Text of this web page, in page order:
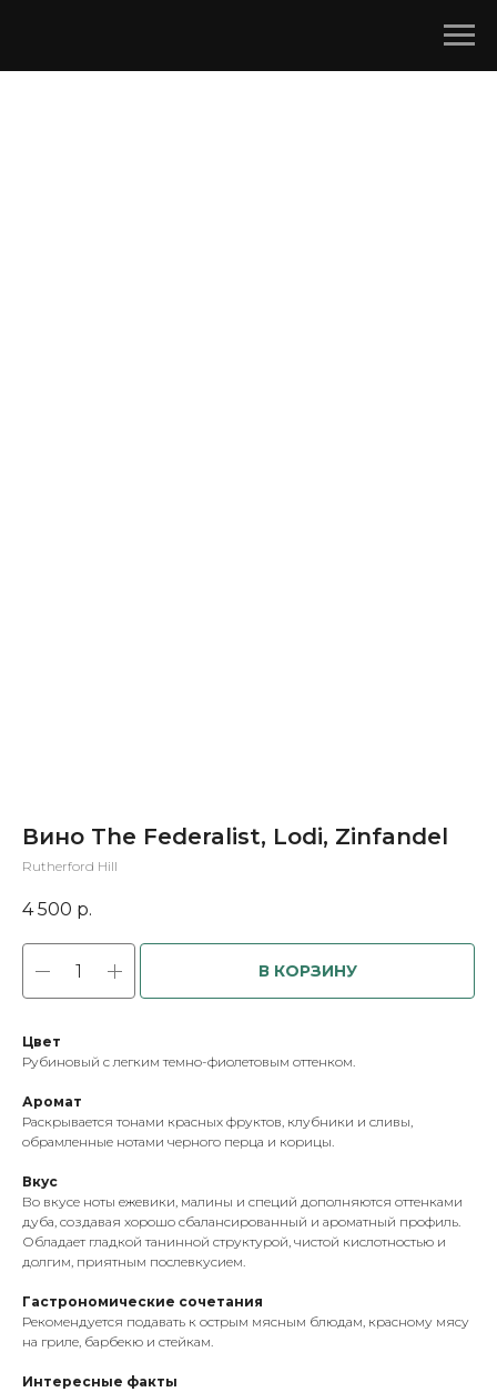
Вино The Federalist, Lodi, Zinfandel
Rutherford Hill
4 500 р.
В КОРЗИНУ
Цвет
Рубиновый с легким темно-фиолетовым оттенком.
Аромат
Раскрывается тонами красных фруктов, клубники и сливы,
обрамленные нотами черного перца и корицы.
Вкус
Во вкусе ноты ежевики, малины и специй дополняются оттенками
дуба, создавая хорошо сбалансированный и ароматный профиль.
Обладает гладкой танинной структурой, чистой кислотностью и
долгим, приятным послевкусием.
Гастрономические сочетания
Рекомендуется подавать к острым мясным блюдам, красному мясу
на гриле, барбекю и стейкам.
Интересные факты